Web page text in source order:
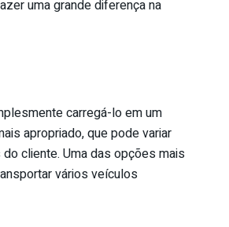
uma grande diferença na
carregá-lo em um
apropriado, que pode variar
cliente. Uma das opções mais
vários veículos